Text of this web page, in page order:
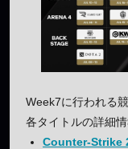
Week7に行われる
各タイトルの詳細情
Counter-Strike